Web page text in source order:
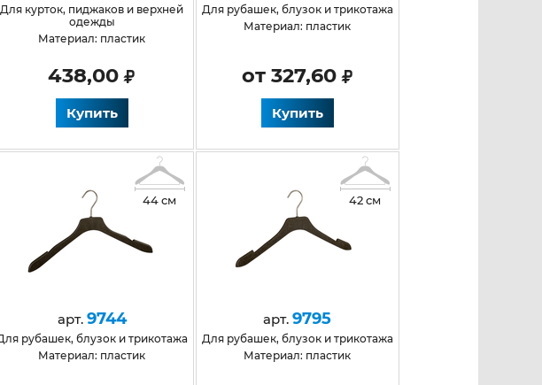
для курток, пиджаков и верхней
одежды
Материал: пластик
438,00
Купить
для рубашек, блузок и трикотажа
Материал: пластик
от 327,60
Купить
44 см
арт. 9744
для рубашек, блузок и трикотажа
Материал: пластик
42 см
арт.9795
для рубашек, блузок и трикотажа
Материал: пластик